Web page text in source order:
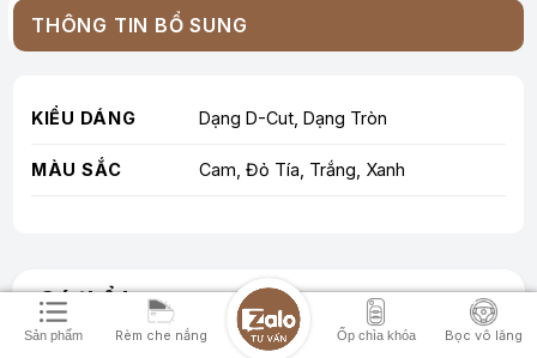
THÔNG TIN BỔ SUNG
KIỂU DÁNG Dạng D-Cut, Dạng Tròn
MÀU SẮC Cam, Đỏ Tía, Trắng, Xanh
Có thể bạn quan tâm
Sản phẩm Rèm che nắng Ốp chìa khóa Bọc vô lăng